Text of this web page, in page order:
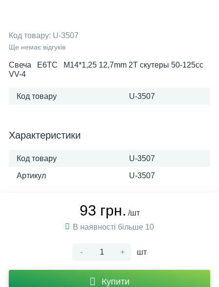
Код товару: U-3507
Ще немає відгуків
Свеча E6TC M14*1,25 12,7mm 2T скутеры 50-125сс
VV-4
Код товару U-3507
Характеристики
Код товару U-3507
Артикул U-3507
93 грн. /шт
В наявності більше 10
- + шт
Купити